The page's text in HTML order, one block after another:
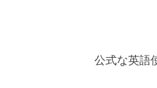
公式な英語